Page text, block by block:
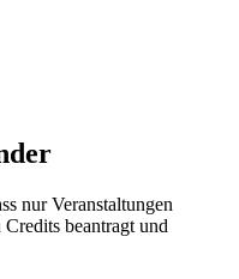
nur Veranstaltungen
beantragt und